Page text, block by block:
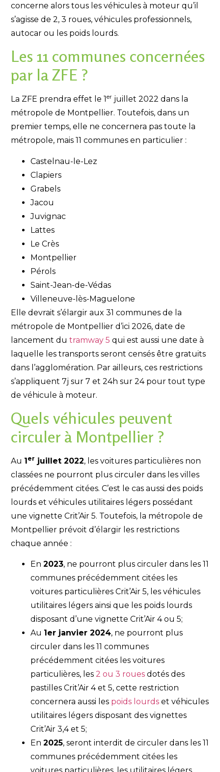
concerne alors tous les véhicules à moteur qu’il
s’agisse de 2, 3 roues, véhicules professionnels,
autocar ou les poids lourds.
Les 11 communes concernées
par la ZFE ?
La ZFE prendra effet le 1er juillet 2022 dans la
métropole de Montpellier. Toutefois, dans un
premier temps, elle ne concernera pas toute la
métropole, mais 11 communes en particulier :
Castelnau-le-Lez
Clapiers
Grabels
Jacou
Juvignac
Lattes
Le Crès
Montpellier
Pérols
Saint-Jean-de-Védas
Villeneuve-lès-Maguelone
Elle devrait s’élargir aux 31 communes de la
métropole de Montpellier d’ici 2026, date de
lancement dutramway 5 qui est aussi une date à
laquelle les transports seront censés être gratuits
dans l’agglomération. Par ailleurs, ces restrictions
s’appliquent 7j sur 7 et 24h sur 24 pour tout type
de véhicule à moteur.
Quels véhicules peuvent
circuler à Montpellier ?
Au 1er juillet 2022, les voitures particulières non
classées ne pourront plus circuler dans les villes
précédemment citées. C’est le cas aussi des poids
lourds et véhicules utilitaires légers possédant
une vignette Crit’Air 5. Toutefois, la métropole de
Montpellier prévoit d’élargir les restrictions
chaque année :
En2023, ne pourront plus circuler dans les 11
communes précédemment citées les
voitures particulières Crit’Air 5, les véhicules
utilitaires légers ainsi que les poids lourds
disposant d’une vignette Crit’Air 4 ou 5;
Au 1er janvier 2024, ne pourront plus
circuler dans les 11 communes
précédemment citées les voitures
particulières, les2 ou 3 roues dotés des
pastilles Crit’Air 4 et 5, cette restriction
concernera aussi les poids lourds et véhicules
utilitaires légers disposant des vignettes
Crit’Air 3,4 et 5;
En2025, seront interdit de circuler dans les 11
communes précédemment citées les